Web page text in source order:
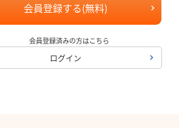
会員登録する(無料)
会員登録済みの方はこちら
ログイン